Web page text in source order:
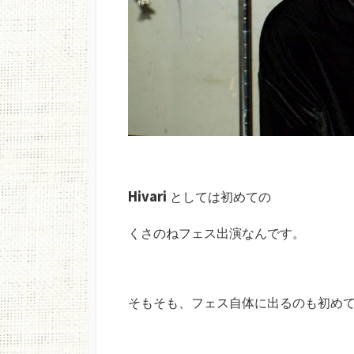
Hivari としては初めての
くさのねフェス出演なんです。
そもそも、フェス自体に出るのも初め